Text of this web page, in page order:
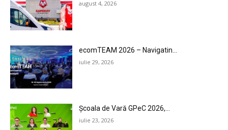
STUDIES
CONTACT
august 4, 2026
ecomTEAM 2026 – Navigatin...
iulie 29, 2026
Școala de Vară GPeC 2026,...
iulie 23, 2026